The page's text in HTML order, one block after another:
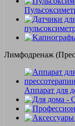
Лимфодренаж
Аппарат для